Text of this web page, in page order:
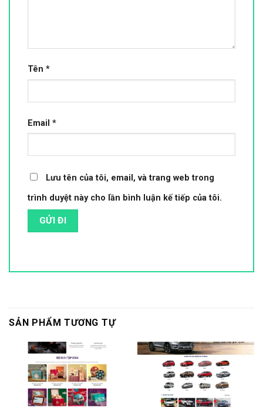
Tên *
Email *
Lưu tên của tôi, email, và trang web trong
trình duyệt này cho lần bình luận kế tiếp của tôi.
SẢN PHẨM TƯƠNG TỰ